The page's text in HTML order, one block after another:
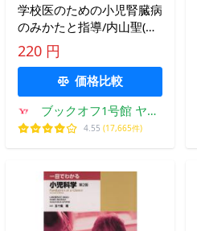
学校医のための小児腎臓病
のみかたと指導/内山聖(編
者)
220 円
価格比較
ブックオフ1号館 ヤフ
ーショッピング店
4.55 (17,665件)